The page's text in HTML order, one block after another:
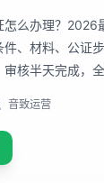
怎么办理？2026
、材料、公证
核半天完成，
音致运营